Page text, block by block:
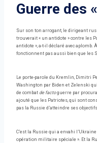
Guerre des
Sur son ton arrogant, le dirigeant
trouverait « un antidote » contre les
antidote », a-t-il déclaré avec aplomb.
fonctionnent pas aussi bien que les
Le porte-parole du Kremlin, Dimitri
Washington par Biden et Zelenski
de combat de factoguerre par
ajouté que les Patriotes, qui sont
pas la Russie d’atteindre ses
C’est la Russie qui a envahi
opération militaire spéciale ». Et la